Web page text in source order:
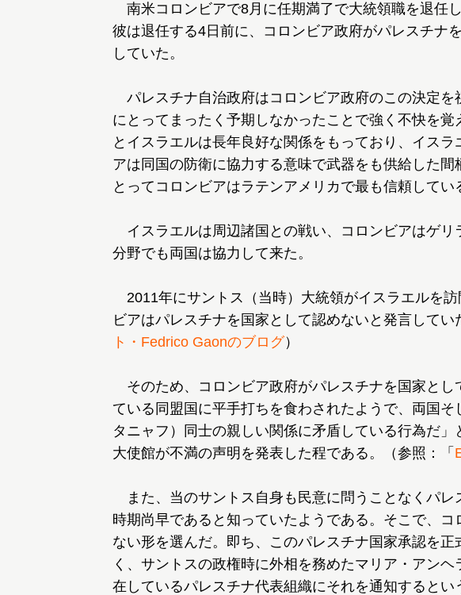
南米コロンビアで8月に任期満了で大統領職を退任
彼は退任する4日前に、コロンビア政府がパレスチナ
していた。
パレスチナ自治政府はコロンビア政府のこの決定を
にとってまったく予期しなかったことで強く不快を
とイスラエルは長年良好な関係をもっており、イス
アは同国の防衛に協力する意味で武器をも供給した
とってコロンビアはラテンアメリカで最も信頼してい
イスラエルは周辺諸国との戦い、コロンビアはゲリ
分野でも両国は協力して来た。
2011年にサントス（当時）大統領がイスラエルを
ビアはパレスチナを国家として認めないと発言してい
ト・Fedrico Gaonのブログ）
そのため、コロンビア政府がパレスチナを国家とし
ている同盟国に平手打ちを食わされたようで、両国
タニャフ）同士の親しい関係に矛盾している行為だ
大使館が不満の声明を発表した程である。（参照：「
また、当のサントス自身も民意に問うことなくパレ
時期尚早であると知っていたようである。そこで、
ない形を選んだ。即ち、このパレスチナ国家承認を
く、サントスの政権時に外相を務めたマリア・アン
在しているパレスチナ代表組織にそれを通知すると